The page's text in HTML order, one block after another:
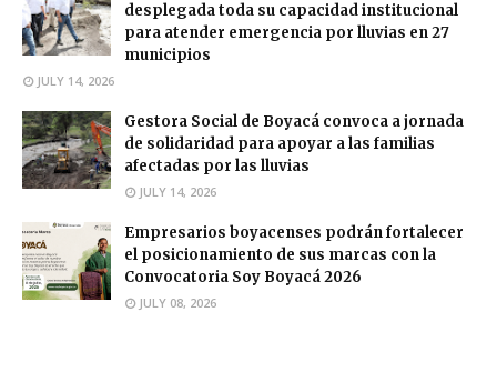
desplegada toda su capacidad institucional
para atender emergencia por lluvias en 27
municipios
JULY 14, 2026
Gestora Social de Boyacá convoca a jornada
de solidaridad para apoyar a las familias
afectadas por las lluvias
JULY 14, 2026
Empresarios boyacenses podrán fortalecer
el posicionamiento de sus marcas con la
Convocatoria Soy Boyacá 2026
JULY 08, 2026